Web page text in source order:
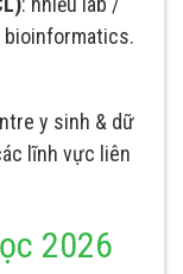
bioinformatics.
y sinh & dữ
lĩnh vực liên
2026